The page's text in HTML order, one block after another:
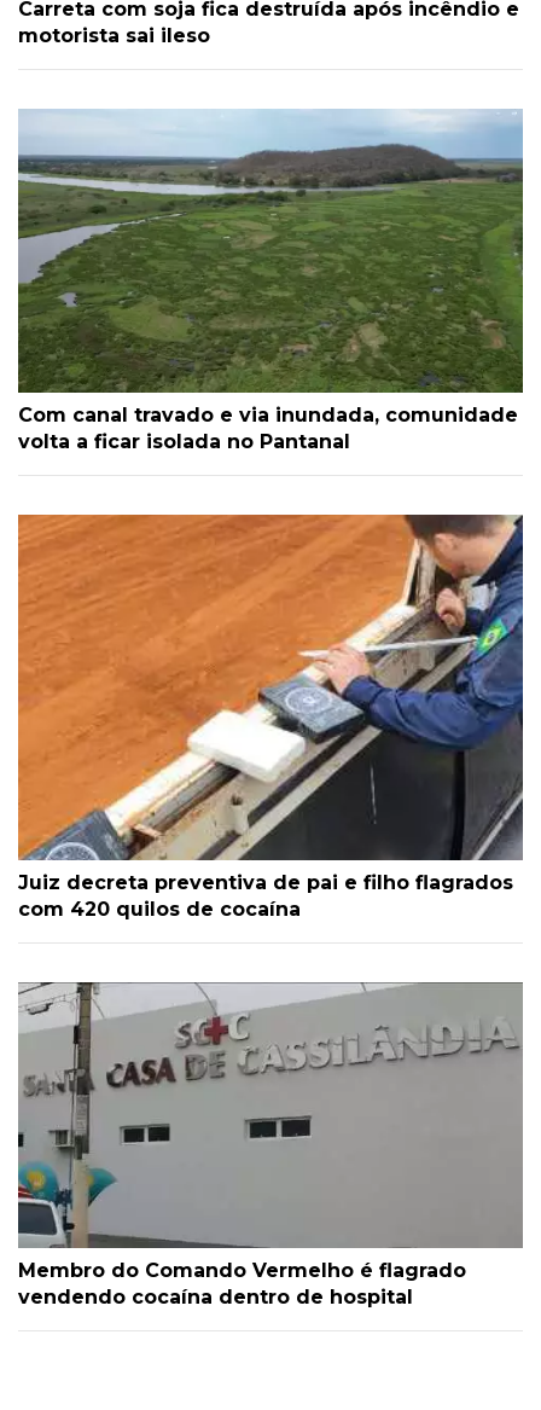
Carreta com soja fica destruída após incêndio e
motorista sai ileso
Com canal travado e via inundada, comunidade
volta a ficar isolada no Pantanal
Juiz decreta preventiva de pai e filho flagrados
com 420 quilos de cocaína
Membro do Comando Vermelho é flagrado
vendendo cocaína dentro de hospital